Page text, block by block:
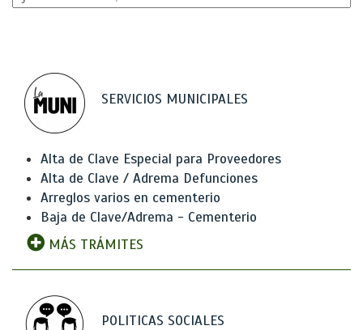
SERVICIOS MUNICIPALES
Alta de Clave Especial para Proveedores
Alta de Clave / Adrema Defunciones
Arreglos varios en cementerio
Baja de Clave/Adrema - Cementerio
MÁS TRÁMITES
POLITICAS SOCIALES